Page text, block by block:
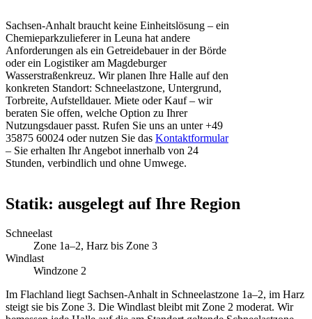
Sachsen-Anhalt braucht keine Einheitslösung – ein
Chemieparkzulieferer in Leuna hat andere
Anforderungen als ein Getreidebauer in der Börde
oder ein Logistiker am Magdeburger
Wasserstraßenkreuz. Wir planen Ihre Halle auf den
konkreten Standort: Schneelastzone, Untergrund,
Torbreite, Aufstelldauer. Miete oder Kauf – wir
beraten Sie offen, welche Option zu Ihrer
Nutzungsdauer passt. Rufen Sie uns an unter +49
35875 60024 oder nutzen Sie das Kontaktformular
– Sie erhalten Ihr Angebot innerhalb von 24
Stunden, verbindlich und ohne Umwege.
Statik: ausgelegt auf Ihre Region
Schneelast
Zone 1a–2, Harz bis Zone 3
Windlast
Windzone 2
Im Flachland liegt Sachsen-Anhalt in Schneelastzone 1a–2, im Harz
steigt sie bis Zone 3. Die Windlast bleibt mit Zone 2 moderat. Wir